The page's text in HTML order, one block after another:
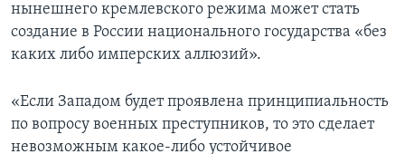
нынешнего кремлевского режима может стать
создание в России национального государства «без
каких либо имперских аллюзий».
«Если Западом будет проявлена принципиальность
по вопросу военных преступников, то это сделает
невозможным какое-либо устойчивое